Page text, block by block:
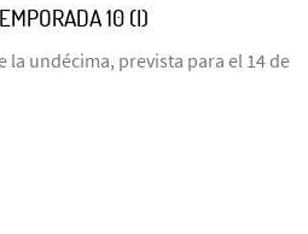
10 (I)
la undécima, prevista para el 14 de